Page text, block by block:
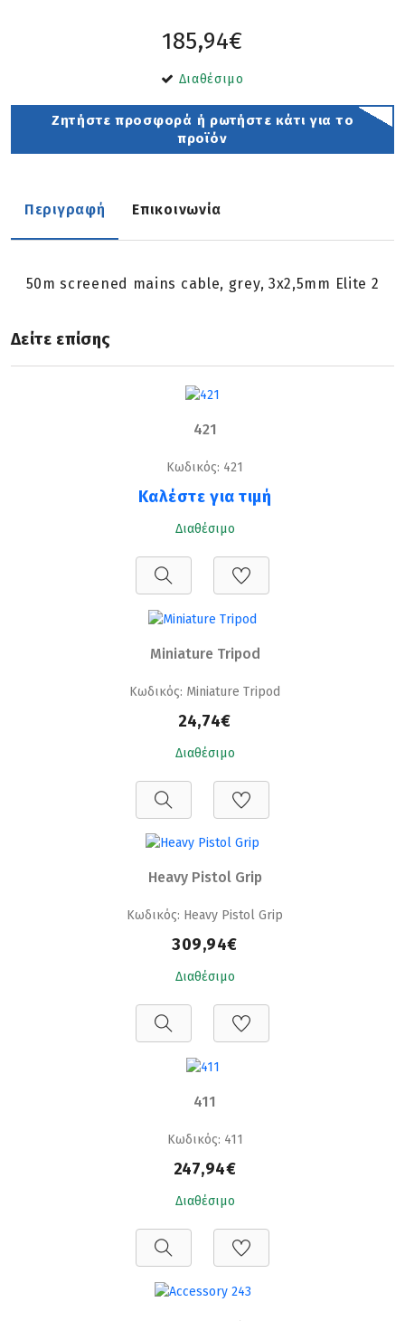
185,94€
Διαθέσιμο
Ζητήστε προσφορά ή ρωτήστε κάτι για το
προϊόν
Περιγραφή Επικοινωνία
50m screened mains cable, grey, 3x2,5mm Elite 2
Δείτε επίσης
421
Κωδικός: 421
Καλέστε για τιμή
Διαθέσιμο
Miniature Tripod
Κωδικός: Miniature Tripod
24,74€
Διαθέσιμο
Heavy Pistol Grip
Κωδικός: Heavy Pistol Grip
309,94€
Διαθέσιμο
411
Κωδικός: 411
247,94€
Διαθέσιμο